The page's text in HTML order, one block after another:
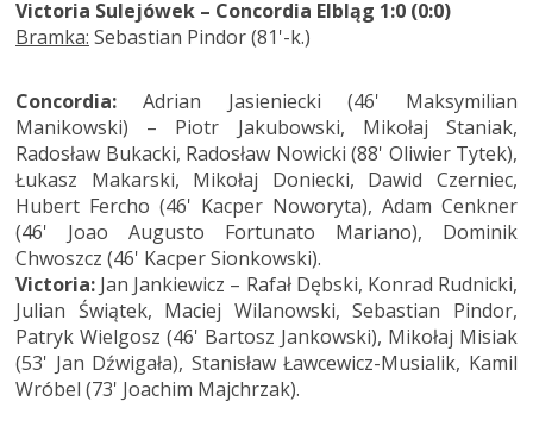
Victoria Sulejówek – Concordia Elbląg 1:0 (0:0)
Bramka: Sebastian Pindor (81'-k.)
Concordia: Adrian Jasieniecki (46' Maksymilian
Manikowski) – Piotr Jakubowski, Mikołaj Staniak,
Radosław Bukacki, Radosław Nowicki (88' Oliwier Tytek),
Łukasz Makarski, Mikołaj Doniecki, Dawid Czerniec,
Hubert Fercho (46' Kacper Noworyta), Adam Cenkner
(46' Joao Augusto Fortunato Mariano), Dominik
Chwoszcz (46' Kacper Sionkowski).
Victoria: Jan Jankiewicz – Rafał Dębski, Konrad Rudnicki,
Julian Świątek, Maciej Wilanowski, Sebastian Pindor,
Patryk Wielgosz (46' Bartosz Jankowski), Mikołaj Misiak
(53' Jan Dźwigała), Stanisław Ławcewicz-Musialik, Kamil
Wróbel (73' Joachim Majchrzak).